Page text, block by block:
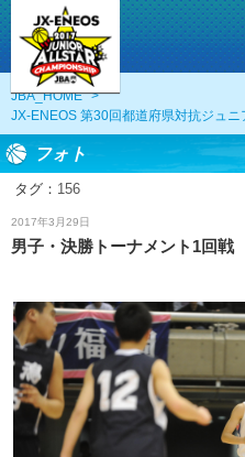
JBA_HOME
>
JX-ENEOS 第30回都道府県対抗ジュ
フォト
タグ： 156
2017年3月29日
男子・決勝トーナメント1回